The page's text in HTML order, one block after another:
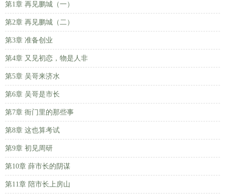
第1章 再见鹏城（一）
第2章 再见鹏城（二）
第3章 准备创业
第4章 又见初恋，物是人非
第5章 吴哥来济水
第6章 吴哥是市长
第7章 衙门里的那些事
第8章 这也算考试
第9章 初见周研
第10章 薛市长的阴谋
第11章 陪市长上房山